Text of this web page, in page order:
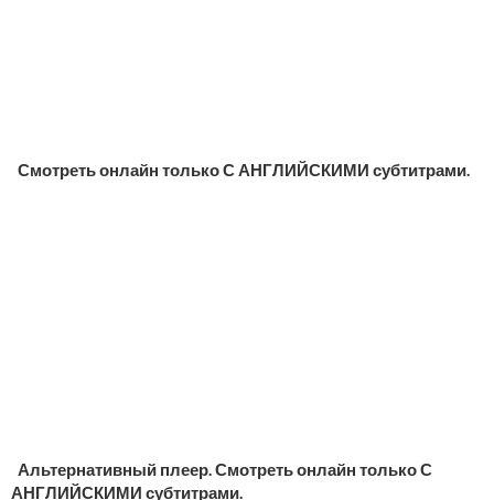
Смотреть онлайн только С АНГЛИЙСКИМИ субтитрами.
Альтернативный плеер. Смотреть онлайн только С
АНГЛИЙСКИМИ субтитрами.